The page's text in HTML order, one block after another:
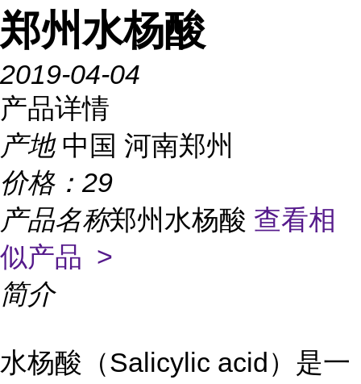
郑州水杨酸
2019-04-04
产品详情
产地 中国 河南郑州
价格： 29
产品名称郑州水杨酸 查看相
似产品 >
简介
水杨酸（Salicylic acid）是一